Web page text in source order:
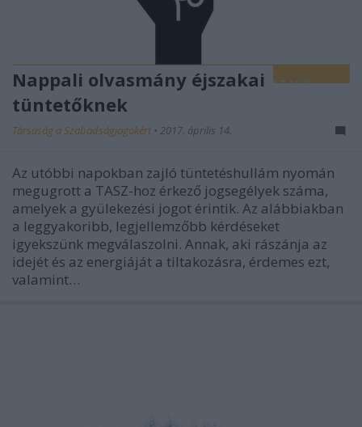
Nappali olvasmány éjszakai
tüntetőknek
Társaság a Szabadságjogokért • 2017. április 14.
Az utóbbi napokban zajló tüntetéshullám nyomán
megugrott a TASZ-hoz érkező jogsegélyek száma,
amelyek a gyülekezési jogot érintik. Az alábbiakban
a leggyakoribb, legjellemzőbb kérdéseket
igyekszünk megválaszolni. Annak, aki rászánja az
idejét és az energiáját a tiltakozásra, érdemes ezt,
valamint…